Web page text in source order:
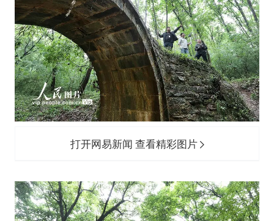
打开网易新闻 查看精彩图片